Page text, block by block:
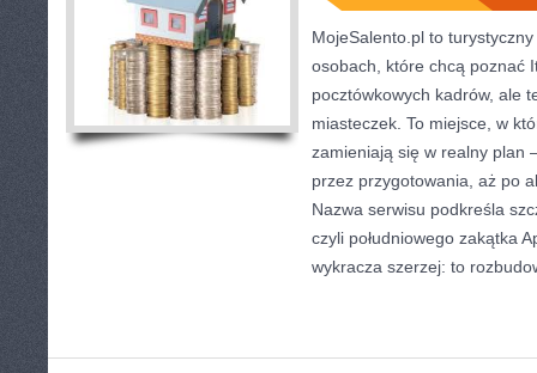
MojeSalento.pl to
osobach, które chcą poznać
pocztówkowych kadrów, ale
miasteczek. To miejsce, w
zamieniają się w realny plan
przez przygotowania, aż po
Nazwa serwisu podkreśla
czyli południowego zakątka
wykracza szerzej: to